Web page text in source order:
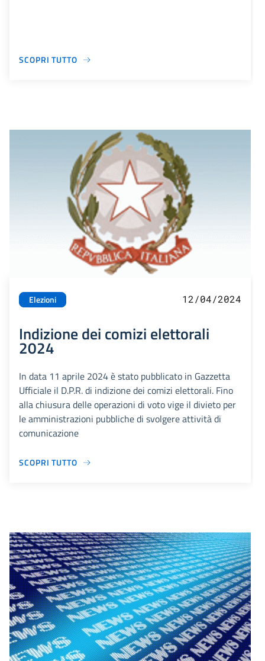
SCOPRI TUTTO
Elezioni 12/04/2024
Indizione dei comizi elettorali
2024
In data 11 aprile 2024 è stato pubblicato in Gazzetta
Ufficiale il D.P.R. di indizione dei comizi elettorali. Fino
alla chiusura delle operazioni di voto vige il divieto per
le amministrazioni pubbliche di svolgere attività di
comunicazione
SCOPRI TUTTO